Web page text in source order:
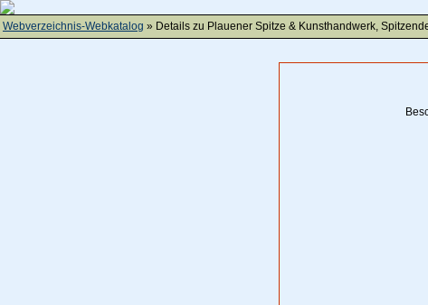
Webverzeichnis-Webkatalog » Details zu Plauener Spitze & Kunsthandwerk,